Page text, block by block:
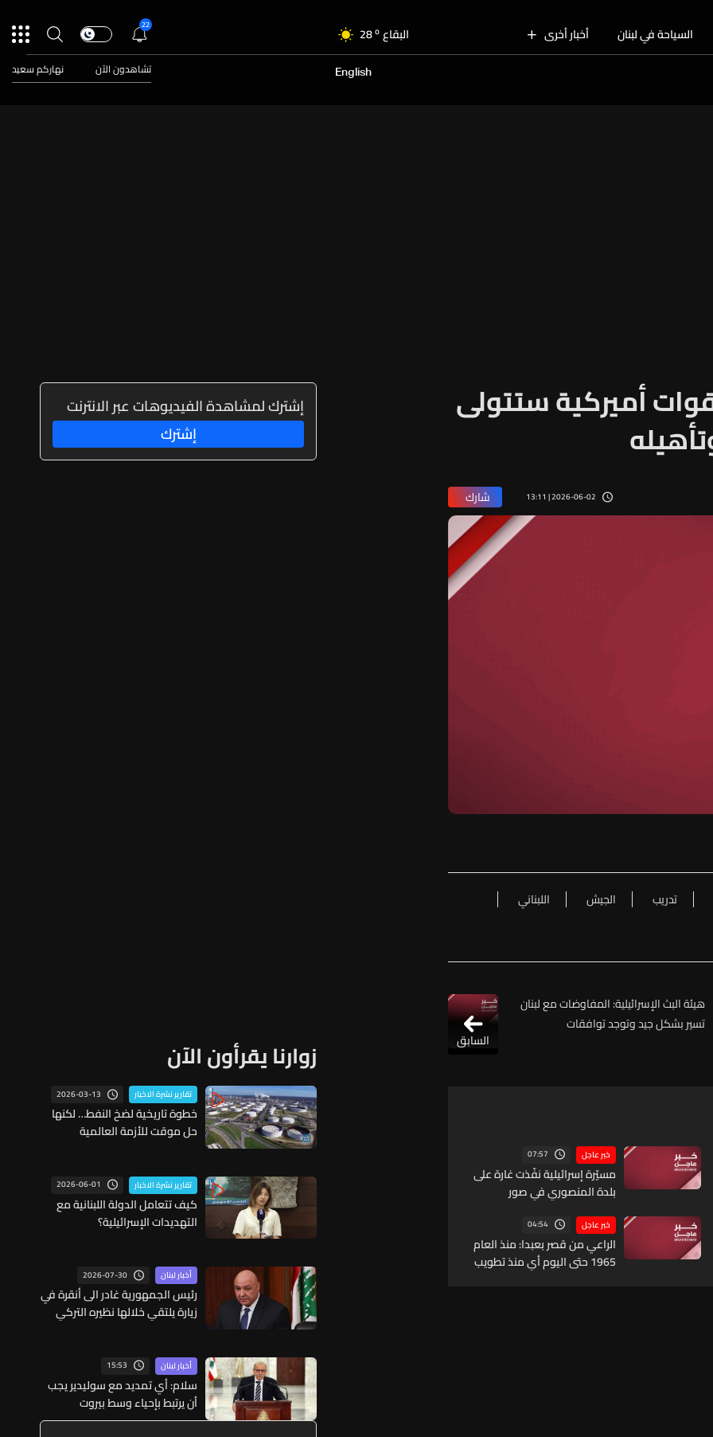
السياحة في لبنان أخبار أخرى البقاع 28o
الجنوب 28o
29
22
English تشاهدون الآن نهاركم سعيد
قوات أميركية ستتولى
2026-06-02 | 13:11 شارك
تدريب الجيش
اللبناني
هيئة البث الإسرائيلية: المفاوضات مع لبنان
تسير بشكل جيد وتوجد توافقات
السابق
خبر عاجل 07:57
مسيّرة إسرائيلية نفّذت غارة على
بلدة المنصوري في صور
خبر عاجل 04:54
الراعي من قصر بعبدا: منذ العام
1965 حتى اليوم أي منذ تطويب
إشترك لمشاهدة الفيديوهات عبر الانترنت
إشترك
زوارنا يقرأون الآن
تقارير نشرة الاخبار 2026-03-13
خطوة تاريخية لضخ النفط… لكنها
حل موقت للأزمة العالمية
تقارير نشرة الاخبار 2026-06-01
كيف تتعامل الدولة اللبنانية مع
التهديدات الإسرائيلية؟
أخبار لبنان 2026-07-30
رئيس الجمهورية غادر الى أنقرة في
زيارة يلتقي خلالها نظيره التركي
أخبار لبنان 15:53
سلام: أي تمديد مع سوليدير يجب
أن يرتبط بإحياء وسط بيروت
ومؤشرات أداء واضحة